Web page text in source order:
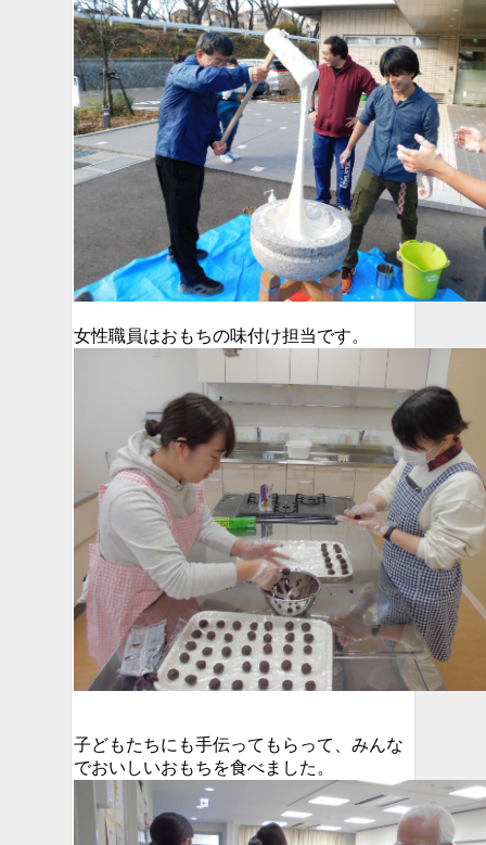
女性職員はおもちの味付け担当です。
子どもたちにも手伝ってもらって、みんな
でおいしいおもちを食べました。